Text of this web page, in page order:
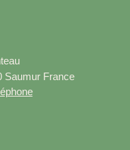
Saumur France